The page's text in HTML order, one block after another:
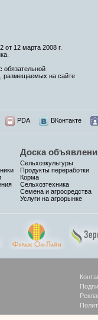
12 марта 2008 г.
обязательной
размещаемых на сайте
PDA ВКонтакте
Доска
Сельхозкультуры
Продукты переработки
Корма
Сельхозтехника
Семена и агросредства
Услуги на агрорынке